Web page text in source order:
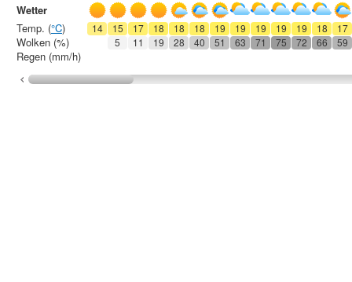
14 15 17 18 18 18 19 19 19 19 19 18
17
5
11 19 28 40 51 63 71 75 72 66 59
Wetter
Temp. (°C)
Wolken (%)
Regen (mm/h)